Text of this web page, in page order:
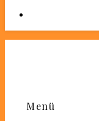
Menü